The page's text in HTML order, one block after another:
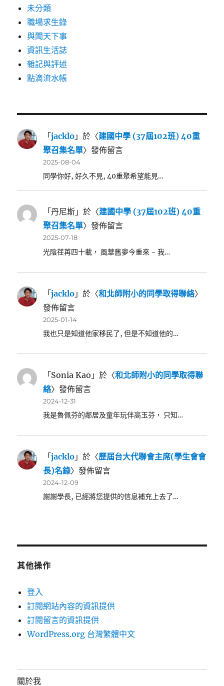
未分類
職場求生錄
與聞天下事
資訊生活誌
雜記與評述
點滴流水帳
「jacklo 」於〈建國中學 (37屆102班) 40重
聚召集名單〉發佈留言
2025-08-04
同學你好, 好久不見, 40重聚希望能見…
「丹尼斯 」於〈建國中學 (37屆102班) 40重
聚召集名單〉發佈留言
2025-07-18
光陰荏苒四十載， 風華舊夢今重來 ~ 我…
「jacklo 」於〈和北師附小的同學取得聯絡〉
發佈留言
2025-01-14
我也只是知道他家移民了, 但是不知道他的…
「Sonia Kao 」於〈和北師附小的同學取得聯
絡〉發佈留言
2024-12-31
我是魯佩芬的鄰居及童年玩伴高玉芬， 只知…
「jacklo 」於〈歷屆台大代聯會主席(學生會會
長)名錄〉發佈留言
2024-12-09
謝謝學長, 已經將您提供的信息補充上去了…
其他操作
登入
訂閱網站內容的資訊提供
訂閱留言的資訊提供
WordPress.org 台灣繁體中文
關於我